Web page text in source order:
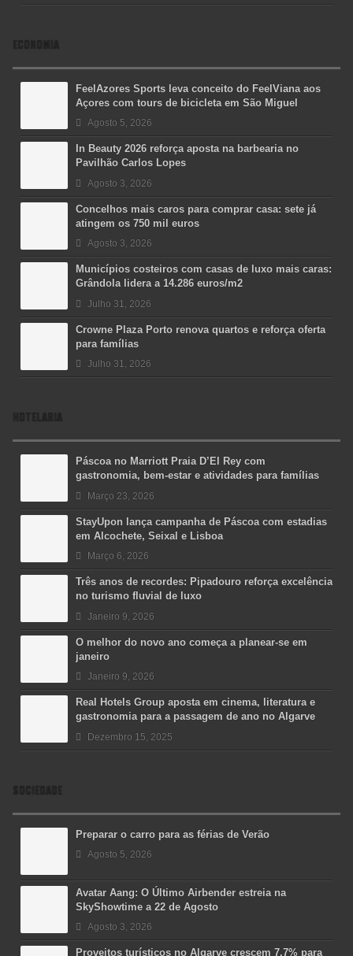
ECONOMIA
FeelAzores Sports leva conceito do FeelViana aos
Açores com tours de bicicleta em São Miguel
Agosto 5, 2026
In Beauty 2026 reforça aposta na barbearia no
Pavilhão Carlos Lopes
Agosto 3, 2026
Concelhos mais caros para comprar casa: sete já
atingem os 750 mil euros
Agosto 3, 2026
Municípios costeiros com casas de luxo mais caras:
Grândola lidera a 14.286 euros/m2
Julho 31, 2026
Crowne Plaza Porto renova quartos e reforça oferta
para famílias
Julho 31, 2026
HOTELARIA
Páscoa no Marriott Praia D’El Rey com
gastronomia, bem-estar e atividades para famílias
Março 23, 2026
StayUpon lança campanha de Páscoa com estadias
em Alcochete, Seixal e Lisboa
Março 6, 2026
Três anos de recordes: Pipadouro reforça excelência
no turismo fluvial de luxo
Janeiro 9, 2026
O melhor do novo ano começa a planear-se em
janeiro
Janeiro 9, 2026
Real Hotels Group aposta em cinema, literatura e
gastronomia para a passagem de ano no Algarve
Dezembro 15, 2025
SOCIEDADE
Preparar o carro para as férias de Verão
Agosto 5, 2026
Avatar Aang: O Último Airbender estreia na
SkyShowtime a 22 de Agosto
Agosto 3, 2026
Proveitos turísticos no Algarve crescem 7,7% para